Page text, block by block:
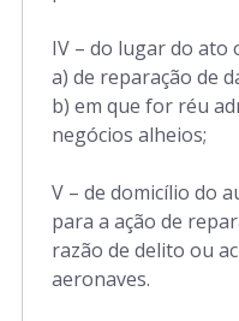
IV – do lugar do ato
a) de reparação de
b) em que for réu
negócios alheios;
V – de domicílio do
para a ação de
razão de delito ou
aeronaves.